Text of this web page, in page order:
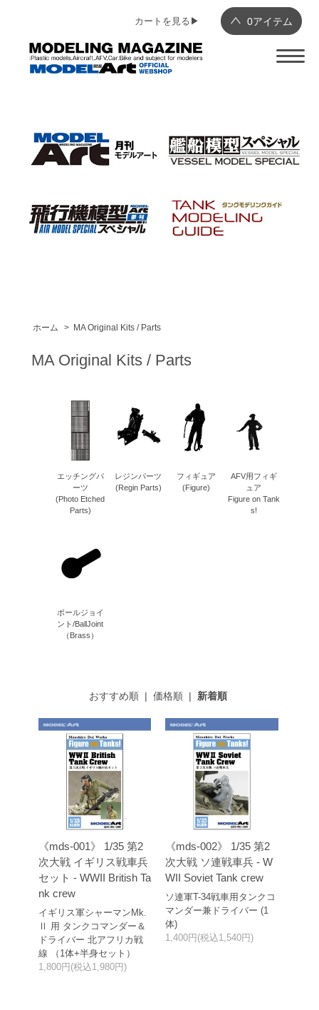
0アイテム
カートを見る▶︎
ホーム > MA Original Kits / Parts
MA Original Kits / Parts
エッチングパ
ーツ
(Photo Etched
Parts)
レジンパーツ
(Regin Parts)
フィギュア
(Figure)
AFV用フィギ
ュア
Figure on Tank
s!
ボールジョイ
ント/BallJoint
（Brass）
おすすめ順 |価格順 | 新着順
《mds-001》 1/35 第2
次大戦 イギリス戦車兵
セット - WWII British Ta
nk crew
イギリス軍シャーマンMk.
Ⅱ 用 タンクコマンダー＆
ドライバー 北アフリカ戦
線 （1体+半身セット）
1,800円(税込1,980円)
《mds-002》 1/35 第2
次大戦 ソ連戦車兵 - W
WII Soviet Tank crew
ソ連軍T-34戦車用タンクコ
マンダー兼ドライバー (1
体)
1,400円(税込1,540円)